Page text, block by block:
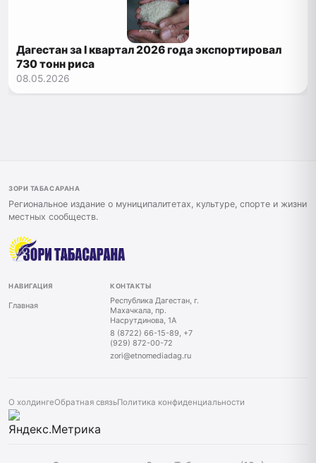
Дагестан за I квартал 2026 года экспортировал
730 тонн риса
08.05.2026
ЗОРИ ТАБАСАРАНА
Региональное издание о муниципалитетах, культуре, спорте и жизни
местных сообществ.
НАВИГАЦИЯ
Главная
КОНТАКТЫ
Республика Дагестан, г.
Махачкала, пр.
Насрутдинова, 1А
8 (8722) 66-15-89, +7
(929) 872-00-72
zori@etnomediadag.ru
О холдингеОбратная связьПолитика конфиденциальности